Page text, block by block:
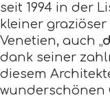
seit 1994 in der
kleiner
Venetien, auch „
dank seiner
diesem
wunderschönen